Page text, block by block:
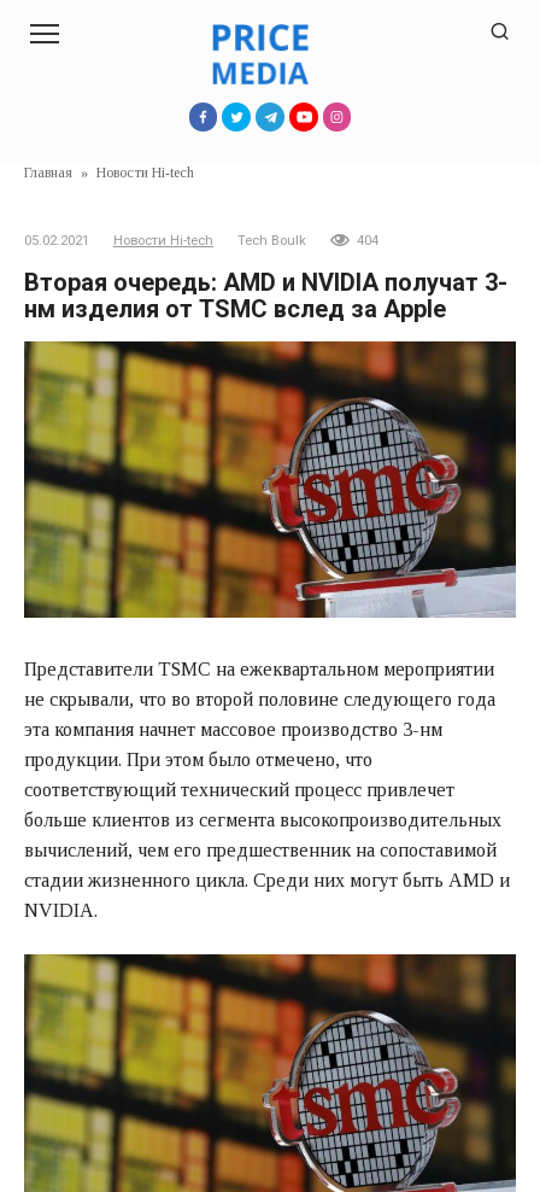
Главная » Новости Hi-tech
05.02.2021 Новости Hi-tech Tech Boulk 404
Вторая очередь: AMD и NVIDIA получат 3-
нм изделия от TSMC вслед за Apple
Представители TSMC на ежеквартальном мероприятии
не скрывали, что во второй половине следующего года
эта компания начнет массовое производство 3-нм
продукции. При этом было отмечено, что
соответствующий технический процесс привлечет
больше клиентов из сегмента высокопроизводительных
вычислений, чем его предшественник на сопоставимой
стадии жизненного цикла. Среди них могут быть AMD и
NVIDIA.